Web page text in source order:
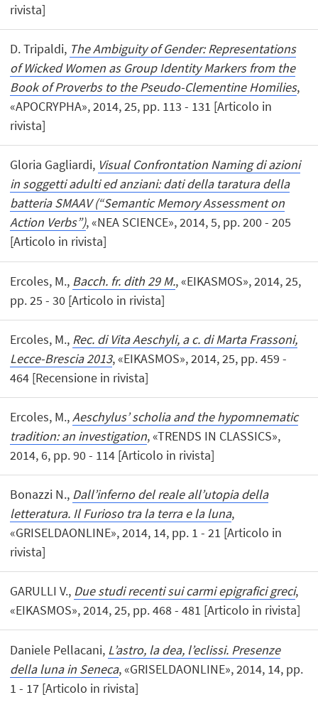
rivista]
D. Tripaldi, The Ambiguity of Gender: Representations
of Wicked Women as Group Identity Markers from the
Book of Proverbs to the Pseudo-Clementine Homilies,
«APOCRYPHA», 2014, 25, pp. 113 - 131 [Articolo in
rivista]
Gloria Gagliardi, Visual Confrontation Naming di azioni
in soggetti adulti ed anziani: dati della taratura della
batteria SMAAV (“Semantic Memory Assessment on
Action Verbs”), «NEA SCIENCE», 2014, 5, pp. 200 - 205
[Articolo in rivista]
Ercoles, M., Bacch. fr. dith 29 M., «EIKASMOS», 2014, 25,
pp. 25 - 30 [Articolo in rivista]
Ercoles, M., Rec. di Vita Aeschyli, a c. di Marta Frassoni,
Lecce-Brescia 2013, «EIKASMOS», 2014, 25, pp. 459 -
464 [Recensione in rivista]
Ercoles, M.,Aeschylus’ scholia and the hypomnematic
tradition: an investigation, «TRENDS IN CLASSICS»,
2014, 6, pp. 90 - 114 [Articolo in rivista]
Bonazzi N., Dall’inferno del reale all’utopia della
letteratura. Il Furioso tra la terra e la luna,
«GRISELDAONLINE», 2014, 14, pp. 1 - 21 [Articolo in
rivista]
GARULLI V., Due studi recenti sui carmi epigrafici greci,
«EIKASMOS», 2014, 25, pp. 468 - 481 [Articolo in rivista]
Daniele Pellacani, L’astro, la dea, l’eclissi. Presenze
della luna in Seneca, «GRISELDAONLINE», 2014, 14, pp.
1 - 17 [Articolo in rivista]